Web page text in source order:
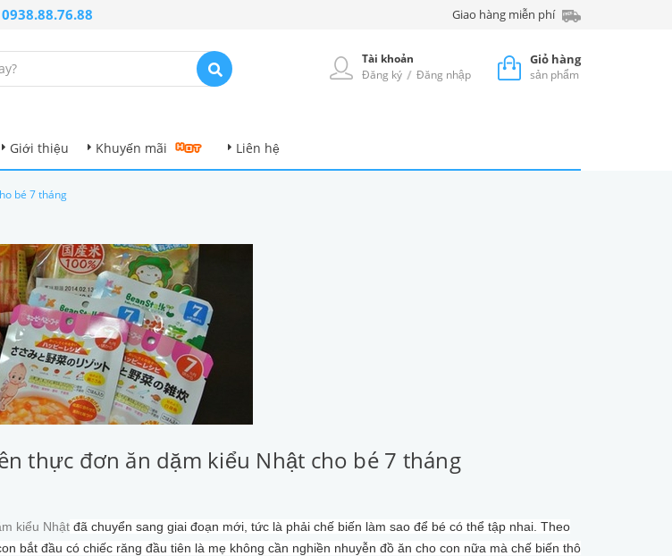
0938.88.76.88 Giao hàng miễn phí
Tài khoản
Đăng ký / Đăng nhập
Giỏ hàng
sản phẩm
Giới thiệu Khuyến mãi Liên hệ
bé 7 tháng
thực đơn ăn dặm kiểu Nhật cho bé 7 tháng
kiểu Nhậtđã chuyển sang giai đoạn mới, tức là phải chế biến làm sao để bé có thể tập nhai. Theo
bắt đầu có chiếc răng đầu tiên là mẹ không cần nghiền nhuyễn đồ ăn cho con nữa mà chế biến thô